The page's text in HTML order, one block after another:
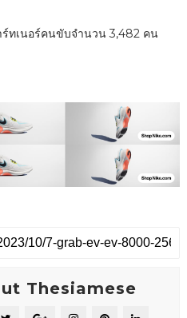
ร์ทเนอร์คนขับจำนวน 3,482 คน
Thesiamese